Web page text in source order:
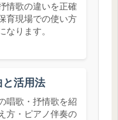
情歌の違いを正確
育現場での使い方
なります。
と活用法
唱歌・抒情歌を紹
方・ピアノ伴奏の